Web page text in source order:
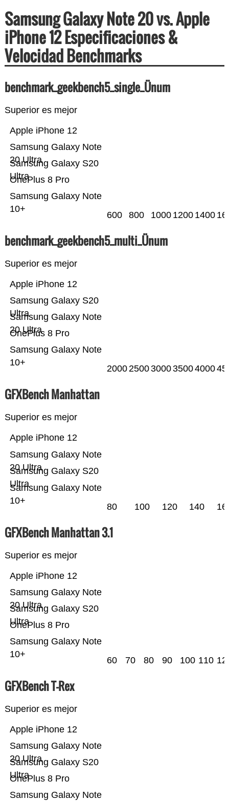
Samsung Galaxy Note 20 vs. Apple
iPhone 12 Especificaciones &
Velocidad Benchmarks
benchmark_geekbench5_single_Ünum
Superior es mejor
Samsung Galaxy Note
10+
OnePlus 8 Pro
Samsung Galaxy S20
Ultra
Samsung Galaxy Note
20 Ultra
Apple iPhone 12
600 800 1000 1200 1400
benchmark_geekbench5_multi_Ünum
Superior es mejor
Samsung Galaxy Note
10+
OnePlus 8 Pro
Samsung Galaxy Note
20 Ultra
Samsung Galaxy S20
Ultra
Apple iPhone 12
20002500300035004000
GFXBench Manhattan
Superior es mejor
Samsung Galaxy Note
10+
Samsung Galaxy S20
Ultra
Samsung Galaxy Note
20 Ultra
Apple iPhone 12
80 100 120 140
GFXBench Manhattan 3.1
Superior es mejor
Samsung Galaxy Note
10+
OnePlus 8 Pro
Samsung Galaxy S20
Ultra
Samsung Galaxy Note
20 Ultra
Apple iPhone 12
60 70 80 90 100 110
GFXBench T-Rex
Superior es mejor
Samsung Galaxy Note
OnePlus 8 Pro
Samsung Galaxy S20
Ultra
Samsung Galaxy Note
20 Ultra
Apple iPhone 12